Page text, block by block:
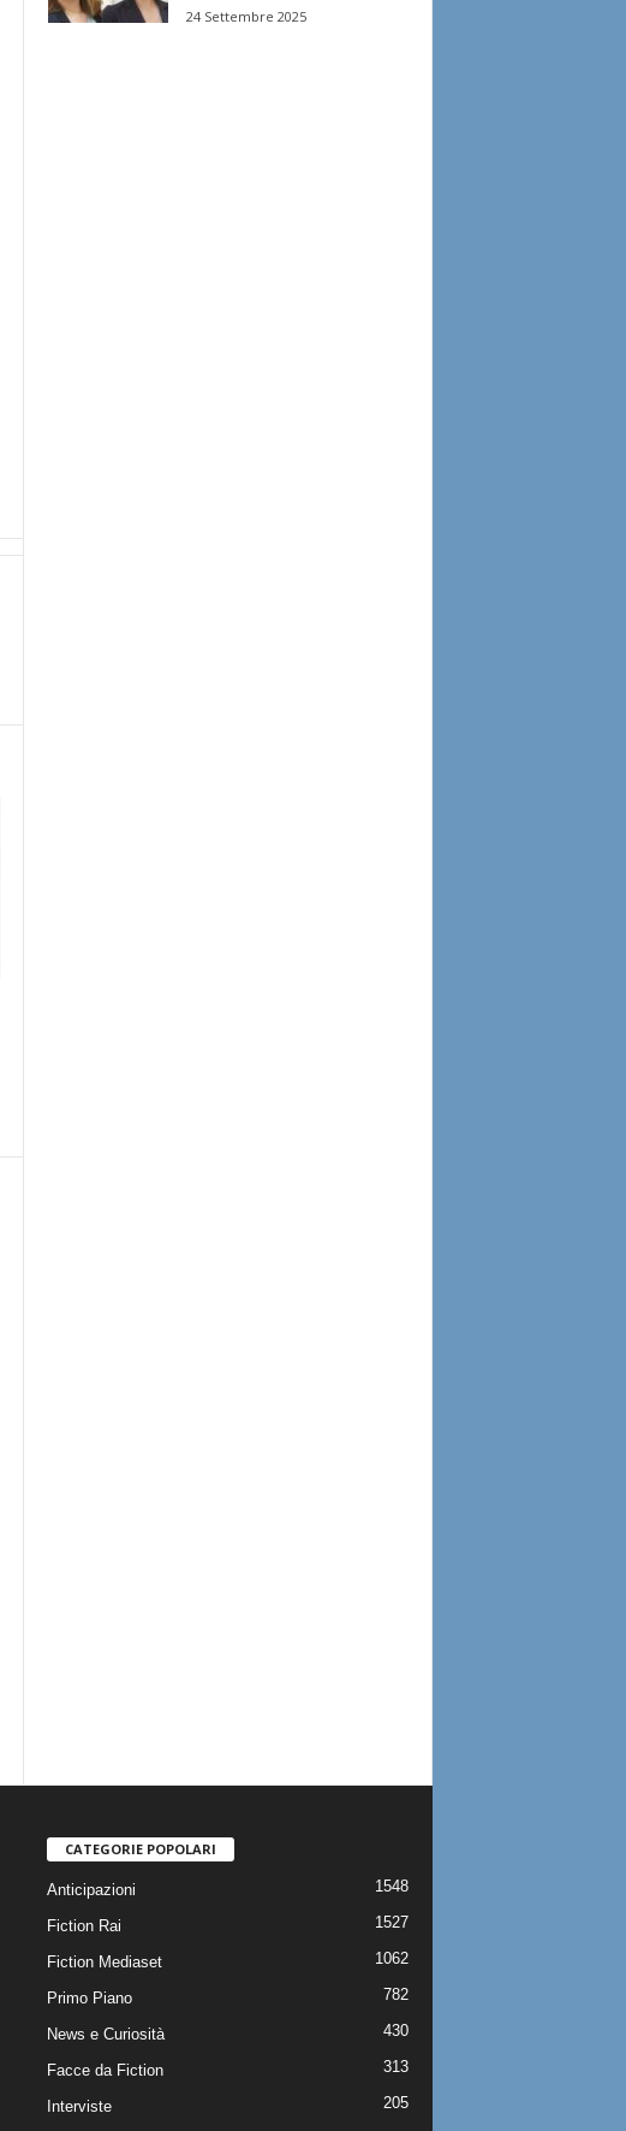
24 Settembre 2025
CATEGORIE POPOLARI
Anticipazioni 1548
Fiction Rai 1527
Fiction Mediaset 1062
Primo Piano 782
News e Curiosità 430
Facce da Fiction 313
Interviste 205